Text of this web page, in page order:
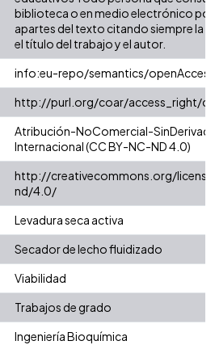
biblioteca o en medio electrónico
apartes del texto citando siempre la
el título del trabajo y el autor.
info:eu-repo/semantics/openAccess
http://purl.org/coar/access_right/
Atribución-NoComercial-
Internacional (CC BY-NC-ND 4.0)
http://creativecommons.org/
nd/4.0/
Levadura seca activa
Secador de lecho fluidizado
Viabilidad
Trabajos de grado
Ingeniería Bioquímica